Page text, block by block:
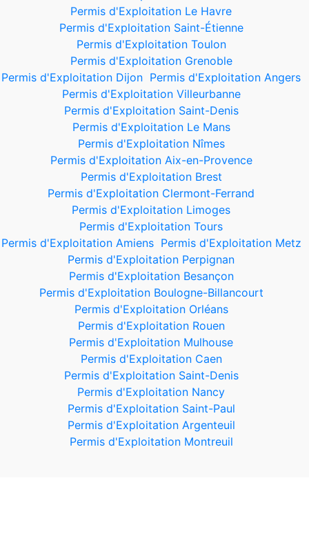
Permis d'Exploitation Le Havre
Permis d'Exploitation Saint-Étienne
Permis d'Exploitation Toulon
Permis d'Exploitation Grenoble
Permis d'Exploitation Dijon Permis d'Exploitation Angers
Permis d'Exploitation Villeurbanne
Permis d'Exploitation Saint-Denis
Permis d'Exploitation Le Mans
Permis d'Exploitation Nîmes
Permis d'Exploitation Aix-en-Provence
Permis d'Exploitation Brest
Permis d'Exploitation Clermont-Ferrand
Permis d'Exploitation Limoges
Permis d'Exploitation Tours
Permis d'Exploitation Amiens Permis d'Exploitation Metz
Permis d'Exploitation Perpignan
Permis d'Exploitation Besançon
Permis d'Exploitation Boulogne-Billancourt
Permis d'Exploitation Orléans
Permis d'Exploitation Rouen
Permis d'Exploitation Mulhouse
Permis d'Exploitation Caen
Permis d'Exploitation Saint-Denis
Permis d'Exploitation Nancy
Permis d'Exploitation Saint-Paul
Permis d'Exploitation Argenteuil
Permis d'Exploitation Montreuil